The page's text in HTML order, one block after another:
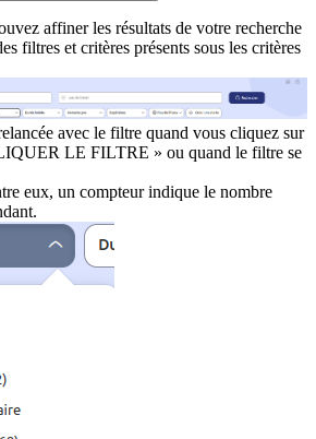
affiner les résultats de votre recherche
filtres et critères présents sous les critères
avec le filtre quand vous cliquez sur
LE FILTRE » ou quand le filtre se
eux, un compteur indique le nombre